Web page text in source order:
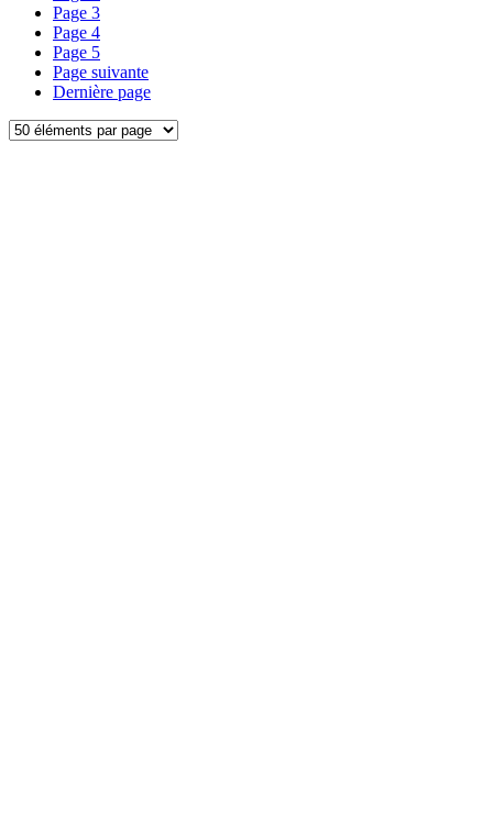
Page 3
Page 4
Page 5
Page suivante
Dernière page